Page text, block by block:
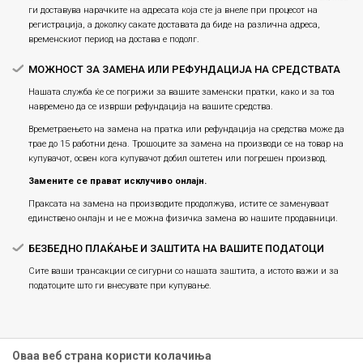
ги доставува нарачките на адресата која сте ја внеле при процесот на
регистрација, а доколку сакате доставата да биде на различна адреса,
временскиот период на достава е подолг.
МОЖНОСТ ЗА ЗАМЕНА ИЛИ РЕФУНДАЦИЈА НА СРЕДСТВАТА
Нашата служба ќе се погрижи за вашите заменски пратки, како и за тоа
навремено да се изврши рефундација на вашите средства.
Времетраењето на замена на пратка или рефундацијa на средства може да
трае до 15 работни дена. Трошоците за замена на производи се на товар на
купувачот, освен кога купувачот добил оштетен или погрешен производ.
Замените се прават исклучиво онлајн.
Праксата на замена на производите продолжува, истите се заменуваат
единствено онлајн и не е можна физичка замена во нашите продавници.
БЕЗБЕДНО ПЛАЌАЊЕ И ЗАШТИТА НА ВАШИТЕ ПОДАТОЦИ
Сите ваши трансакции се сигурни со нашата заштита, а истото важи и за
податоците што ги внесувате при купување.
Оваа веб страна користи колачиња